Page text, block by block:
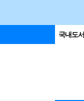
국내도서